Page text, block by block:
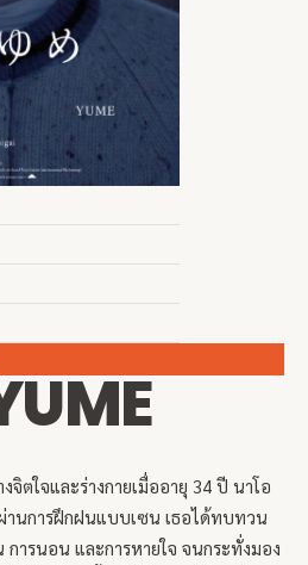
ตใจและร่างกายเมื่ออายุ 34 ปี นาโอ
านการฝึกฝนแบบเซน เธอได้ทบทวน
ารนอน และการหายใจ จนกระทั่งมอง